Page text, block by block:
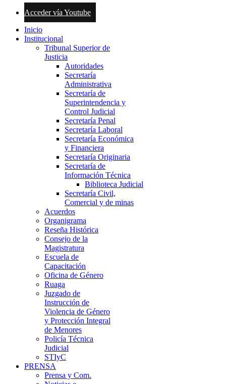
Acceder vía Youtube
Inicio
Institucional
Tribunal Superior de
Justicia
Autoridades
Secretaría
Administrativa
Secretaría de
Superintendencia y
Control Judicial
Secretaría Penal
Secretaría Laboral
Secretaría Económica
y Financiera
Secretaría Originaria
Secretaría de
Información Técnica
Biblioteca Judicial
Secretaría Civil,
Comercial y de minas
Acuerdos
Organigrama
Reseña Histórica
Consejo de la
Magistratura
Escuela de
Capacitación
Oficina de Género
Ruaga
Juzgado de
Instrucción de
Violencia de Género
y Protección Integral
de Menores
Policía Técnica
Judicial
STIyC
PRENSA
Prensa y Com.